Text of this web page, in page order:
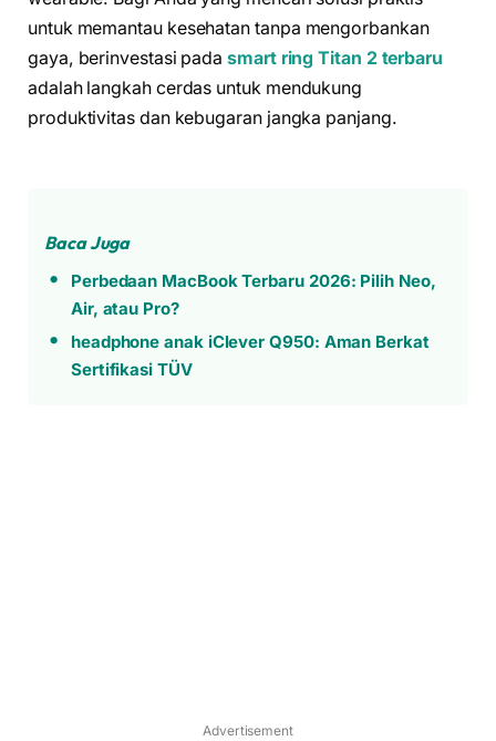
untuk memantau kesehatan tanpa mengorbankan
gaya, berinvestasi padasmart ring Titan 2 terbaru
adalah langkah cerdas untuk mendukung
produktivitas dan kebugaran jangka panjang.
Baca Juga
Perbedaan MacBook Terbaru 2026: Pilih Neo,
Air, atau Pro?
headphone anak iClever Q950: Aman Berkat
Sertifikasi TÜV
Advertisement